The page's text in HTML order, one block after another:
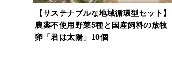
【サステナブルな地域循環型セット】
農薬不使用野菜5種と国産飼料の放牧
卵「君は太陽」10個